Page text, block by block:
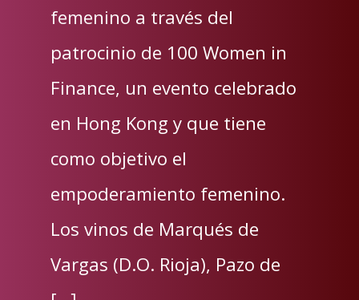
femenino a través del
patrocinio de 100 Women in
Finance, un evento celebrado
en Hong Kong y que tiene
como objetivo el
empoderamiento femenino.
Los vinos de Marqués de
Vargas (D.O. Rioja), Pazo de